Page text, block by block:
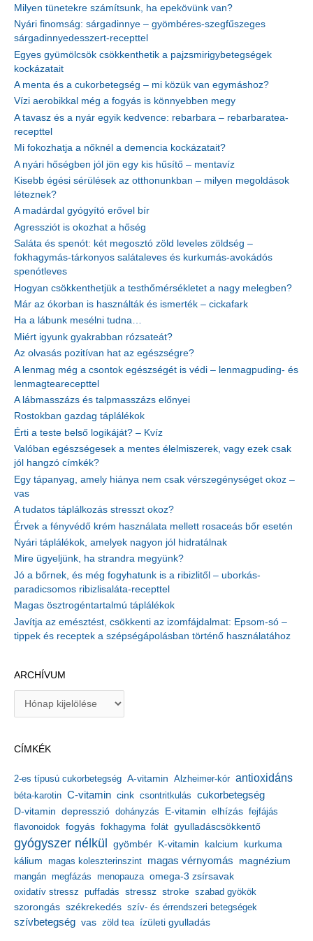
Milyen tünetekre számítsunk, ha epekövünk van?
Nyári finomság: sárgadinnye – gyömbéres-szegfűszeges
sárgadinnyedesszert-recepttel
Egyes gyümölcsök csökkenthetik a pajzsmirigybetegségek
kockázatait
A menta és a cukorbetegség – mi közük van egymáshoz?
Vízi aerobikkal még a fogyás is könnyebben megy
A tavasz és a nyár egyik kedvence: rebarbara – rebarbaratea-
recepttel
Mi fokozhatja a nőknél a demencia kockázatait?
A nyári hőségben jól jön egy kis hűsítő – mentavíz
Kisebb égési sérülések az otthonunkban – milyen megoldások
léteznek?
A madárdal gyógyító erővel bír
Agressziót is okozhat a hőség
Saláta és spenót: két megosztó zöld leveles zöldség –
fokhagymás-tárkonyos salátaleves és kurkumás-avokádós
spenótleves
Hogyan csökkenthetjük a testhőmérsékletet a nagy melegben?
Már az ókorban is használták és ismerték – cickafark
Ha a lábunk mesélni tudna…
Miért igyunk gyakrabban rózsateát?
Az olvasás pozitívan hat az egészségre?
A lenmag még a csontok egészségét is védi – lenmagpuding- és
lenmagtearecepttel
A lábmasszázs és talpmasszázs előnyei
Rostokban gazdag táplálékok
Érti a teste belső logikáját? – Kvíz
Valóban egészségesek a mentes élelmiszerek, vagy ezek csak
jól hangzó címkék?
Egy tápanyag, amely hiánya nem csak vérszegénységet okoz –
vas
A tudatos táplálkozás stresszt okoz?
Érvek a fényvédő krém használata mellett rosaceás bőr esetén
Nyári táplálékok, amelyek nagyon jól hidratálnak
Mire ügyeljünk, ha strandra megyünk?
Jó a bőrnek, és még fogyhatunk is a ribizlitől – uborkás-
paradicsomos ribizlisaláta-recepttel
Magas ösztrogéntartalmú táplálékok
Javítja az emésztést, csökkenti az izomfájdalmat: Epsom-só –
tippek és receptek a szépségápolásban történő használatához
ARCHÍVUM
í
u
m
CÍMKÉK
2-es típusú cukorbetegség A-vitamin Alzheimer-kór antioxidáns
béta-karotin C-vitamin cink csontritkulás cukorbetegség
D-vitamin depresszió dohányzás E-vitamin elhízás fejfájás
flavonoidok fogyás fokhagyma folát gyulladáscsökkentő
gyógyszer nélkül gyömbér K-vitamin kalcium kurkuma
kálium magas koleszterinszint magas vérnyomás magnézium
mangán megfázás menopauza omega-3 zsírsavak
oxidatív stressz puffadás stressz stroke szabad gyökök
szorongás székrekedés szív- és érrendszeri betegségek
szívbetegség vas zöld tea ízületi gyulladás